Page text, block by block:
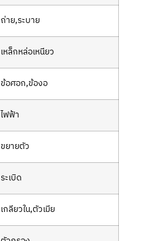
ถ่าย,ระบาย
เหล็กหล่อเหนียว
ข้อศอก,ข้องอ
ไฟฟ้า
ขยายตัว
ระเบิด
เกลียวใน,ตัวเมีย